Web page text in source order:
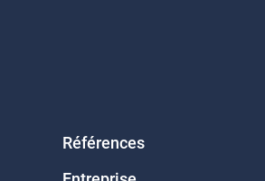
Références